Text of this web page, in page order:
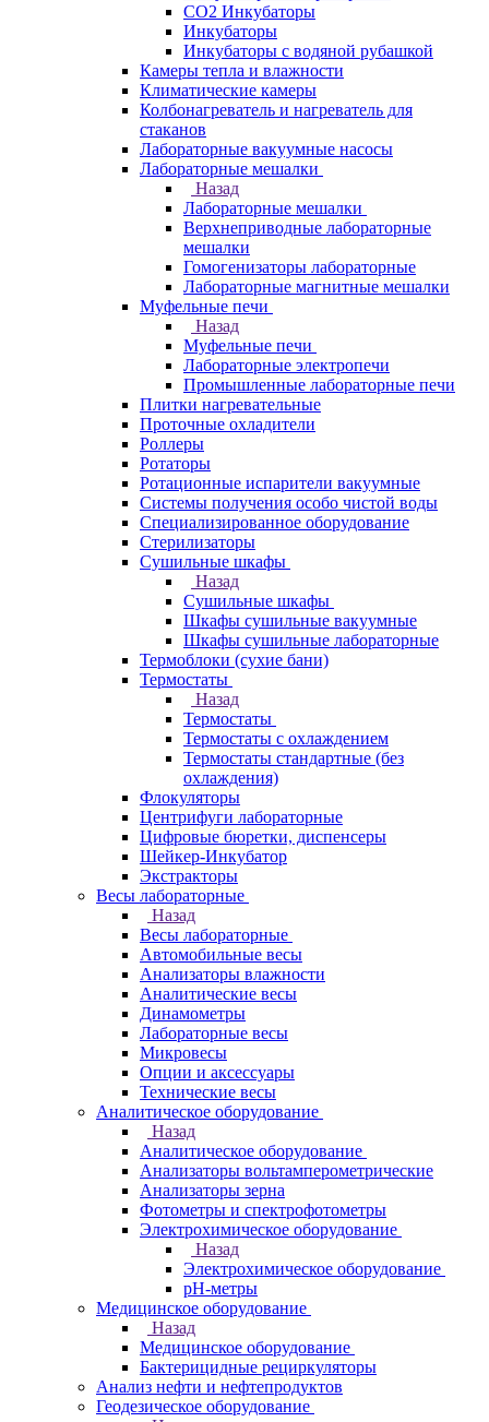
CO2 Инкубаторы
Инкубаторы
Инкубаторы с водяной рубашкой
Камеры тепла и влажности
Климатические камеры
Колбонагреватель и нагреватель для
стаканов
Лабораторные вакуумные насосы
Лабораторные мешалки
Назад
Лабораторные мешалки
Верхнеприводные лабораторные
мешалки
Гомогенизаторы лабораторные
Лабораторные магнитные мешалки
Муфельные печи
Назад
Муфельные печи
Лабораторные электропечи
Промышленные лабораторные печи
Плитки нагревательные
Проточные охладители
Роллеры
Ротаторы
Ротационные испарители вакуумные
Системы получения особо чистой воды
Специализированное оборудование
Стерилизаторы
Сушильные шкафы
Назад
Сушильные шкафы
Шкафы сушильные вакуумные
Шкафы сушильные лабораторные
Термоблоки (сухие бани)
Термостаты
Назад
Термостаты
Термостаты с охлаждением
Термостаты стандартные (без
охлаждения)
Флокуляторы
Центрифуги лабораторные
Цифровые бюретки, диспенсеры
Шейкер-Инкубатор
Экстракторы
Весы лабораторные
Назад
Весы лабораторные
Автомобильные весы
Анализаторы влажности
Аналитические весы
Динамометры
Лабораторные весы
Микровесы
Опции и аксессуары
Технические весы
Аналитическое оборудование
Назад
Аналитическое оборудование
Анализаторы вольтамперометрические
Анализаторы зерна
Фотометры и спектрофотометры
Электрохимическое оборудование
Назад
Электрохимическое оборудование
pH-метры
Медицинское оборудование
Назад
Медицинское оборудование
Бактерицидные рециркуляторы
Анализ нефти и нефтепродуктов
Геодезическое оборудование